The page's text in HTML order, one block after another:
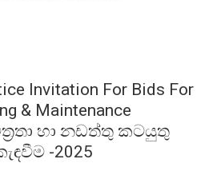
Invitation For Bids For
& Maintenance
හා නඩත්තු කටයුතු
-2025